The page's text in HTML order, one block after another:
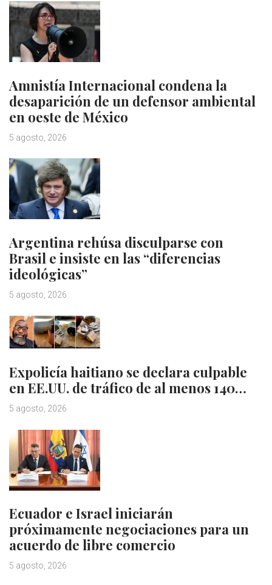
Amnistía Internacional condena la
desaparición de un defensor ambiental
en oeste de México
5 agosto, 2026
Argentina rehúsa disculparse con
Brasil e insiste en las “diferencias
ideológicas”
5 agosto, 2026
Expolicía haitiano se declara culpable
en EE.UU. de tráfico de al menos 140…
5 agosto, 2026
Ecuador e Israel iniciarán
próximamente negociaciones para un
acuerdo de libre comercio
5 agosto, 2026